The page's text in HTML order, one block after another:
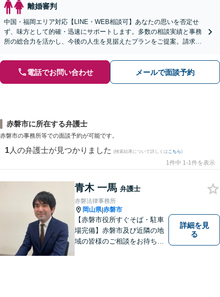
離婚審判
中国・福岡エリア対応【LINE・WEB相談可】あなたの思いを否定せ
ず、味方として的確・迅速にサポートします。多数の相談実績と事務
所の総合力を活かし、今後の人生を見据えたプランをご提案。請求す
電話でお問い合わせ メールで面談予約
赤磐市に所在する弁護士
赤磐市の事務所等での面談予約が可能です。
1 人の弁護士が見つかりました (検索結果について詳しくは こちら)
1件中 1-1件を表示
青木 一馬 弁護士
赤磐法律事務所
岡山県|赤磐市
【赤磐市役所すぐそば・駐車
場完備】赤磐市及び近隣の地
域の皆様のご相談をお待ちし
詳細を見
る